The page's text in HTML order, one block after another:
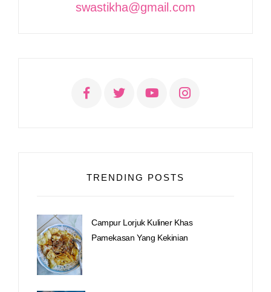
swastikha@gmail.com
TRENDING POSTS
Campur Lorjuk Kuliner Khas
Pamekasan Yang Kekinian